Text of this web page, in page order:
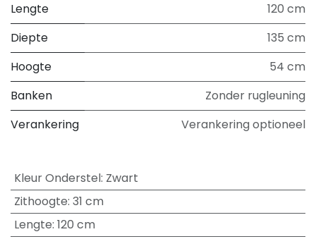
Lengte
120 cm
Diepte
135 cm
Hoogte
54 cm
Banken
Zonder rugleuning
Verankering
Verankering optioneel
Kleur Onderstel: Zwart
Zithoogte: 31 cm
Lengte: 120 cm